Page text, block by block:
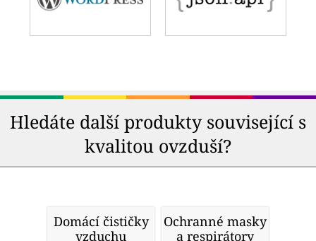
Hledáte další produkty související s
kvalitou ovzduší?
Domácí čističky
vzduchu
Ochranné masky
a respirátory